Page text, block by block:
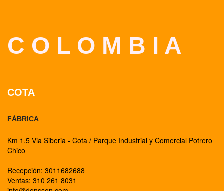
C O L O M B I A
COTA
FÁBRICA
Km 1.5 Via Siberia - Cota / Parque Industrial y Comercial Potrero
Chico
Recepción: 3011682688
Ventas: 310 261 8031